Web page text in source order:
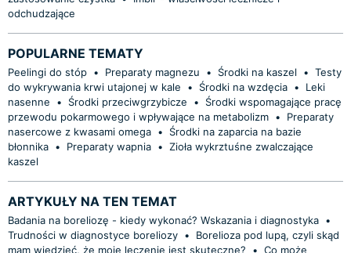
odchudzające
POPULARNE TEMATY
Peelingi do stóp • Preparaty magnezu • Środki na kaszel • Testy
do wykrywania krwi utajonej w kale
• Środki na wzdęcia •
Leki
nasenne
• Środki przeciwgrzybicze •
Środki wspomagające pracę
przewodu pokarmowego i wpływające na metabolizm •
Preparaty
nasercowe z kwasami omega •
Środki na zaparcia na bazie
błonnika • Preparaty wapnia • Zioła wykrztuśne zwalczające
kaszel
ARTYKUŁY NA TEN TEMAT
Badania na boreliozę - kiedy wykonać? Wskazania i diagnostyka •
Trudności w diagnostyce boreliozy •
Borelioza pod lupą, czyli skąd
mam wiedzieć, że moje leczenie jest skuteczne?
• Co może